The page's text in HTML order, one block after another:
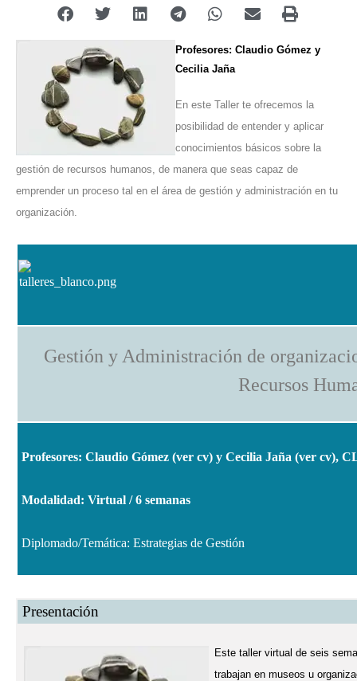
Profesores: Claudio Gómez y
Cecilia Jaña
En este Taller te ofrecemos la
posibilidad de entender y aplicar
conocimientos básicos sobre la
gestión de recursos humanos, de manera que seas capaz de
emprender un proceso tal en el área de gestión y administración en tu
organización.
Gestión y Administración de
Recursos
Profesores: Claudio Gómez (ver cv) y Cecilia Jaña (ver cv),
Modalidad: Virtual / 6 semanas
Diplomado/Temática: Estrategias de Gestión
Presentación
Este taller virtual de seis
trabajan en museos u